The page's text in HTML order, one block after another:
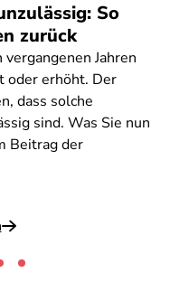
So
zurück
Jahren
oder erhöht. Der
dass solche
sind. Was Sie nun
Beitrag der